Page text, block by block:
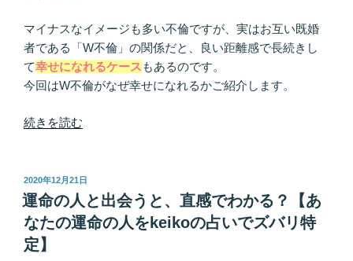
へ…
相
手
と
う
合
う？”
の
マイナスなイメージも多い不倫ですが、実はお互い既婚
者である「W不倫」の関係だと、良い距離感で長続きし
て幸せになれるケース もあるのです。
今回はW不倫がなぜ幸せになれるかご紹介します。
“W
に
陥
っ
た
あ
続きを読む
投
稿
日:
2020年12月21日
運命の人と出会うと、直感でわかる？【あ
なたの運命の人をkeikoの占いでズバリ特
定】